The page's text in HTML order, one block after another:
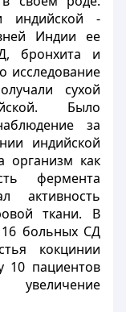
индийской -
Индии ее
бронхита и
исследование
сухой
Было
за
индийской
организм как
фермента
активность
ткани. В
больных СД
кокцинии
10 пациентов